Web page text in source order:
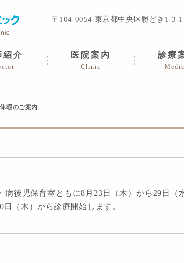
〒104-0054 東京都中央区勝どき1-
紹介 医院案内
Clinic
診療
暇のご案内
病後児保育室ともに8月23日（木）から29日（
（木）から診療開始します。